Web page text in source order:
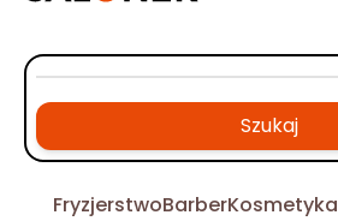
Szukaj
FryzjerstwoBarberKosmetyka